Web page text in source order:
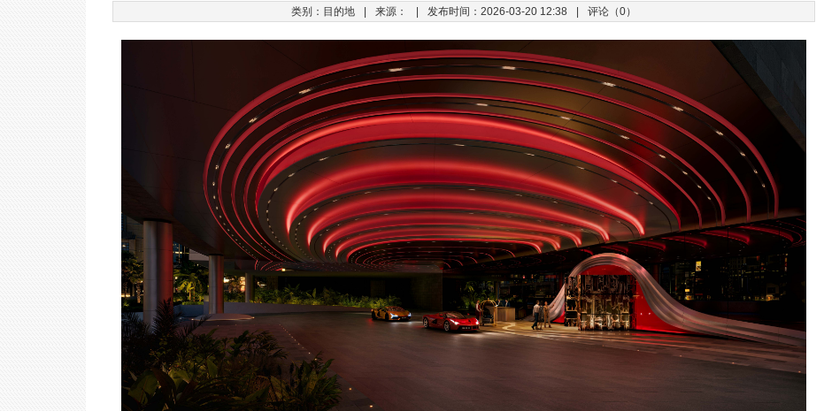
上上签获6000万B轮融资，千万产业基金助力旅游同业
类别：目的地 来源： 发布时间：2026-03-20 12:38 评论（0）